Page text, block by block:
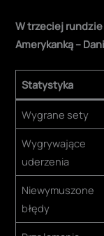
W trzeciej
Amerykanką –
Statystyka
Wygrane sety
Wygrywające
uderzenia
Niewymuszone
błędy